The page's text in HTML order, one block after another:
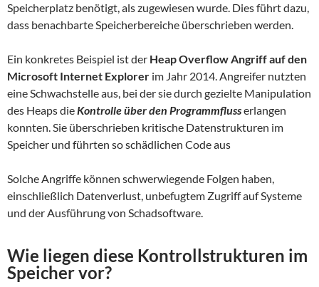
Speicherplatz benötigt, als zugewiesen wurde. Dies führt dazu,
dass benachbarte Speicherbereiche überschrieben werden.
Ein konkretes Beispiel ist der Heap Overflow Angriff auf den
Microsoft Internet Explorer im Jahr 2014. Angreifer nutzten
eine Schwachstelle aus, bei der sie durch gezielte Manipulation
des Heaps dieKontrolle über den Programmflusserlangen
konnten. Sie überschrieben kritische Datenstrukturen im
Speicher und führten so schädlichen Code aus
Solche Angriffe können schwerwiegende Folgen haben,
einschließlich Datenverlust, unbefugtem Zugriff auf Systeme
und der Ausführung von Schadsoftware.
Wie liegen diese Kontrollstrukturen im
Speicher vor?